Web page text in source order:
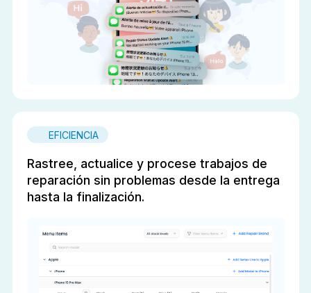
EFICIENCIA
Rastree, actualice y procese trabajos de
reparación sin problemas desde la entrega
hasta la finalización.